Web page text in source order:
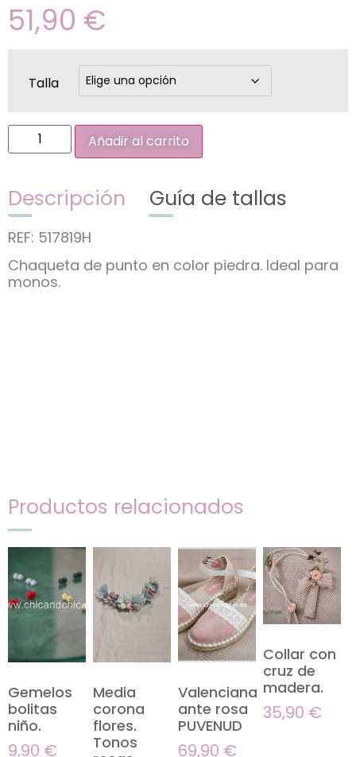
51,90 €
Talla
Añadir al carrito
Descripción Guía de tallas
REF: 517819H
Chaqueta de punto en color piedra. Ideal para
monos.
Productos relacionados
Gemelos
bolitas
niño.
9,90 €
Collar con
cruz de
madera.
35,90 €
Media
corona
flores.
Tonos
Valenciana
ante rosa
PUVENUD
69,90 €